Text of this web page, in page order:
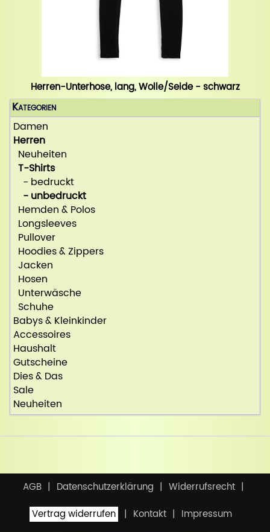
Herren-Unterhose, lang, Wolle/Seide - schwarz
Kategorien
Damen
Herren
Neuheiten
T-Shirts
- bedruckt
- unbedruckt
Hemden & Polos
Longsleeves
Pullover
Hoodies & Zippers
Jacken
Hosen
Unterwäsche
Schuhe
Babys & Kleinkinder
Accessoires
Haushalt
Gutscheine
Dies & Das
Sale
Neuheiten
AGB Datenschutzerklärung
Widerrufsrecht
Vertrag widerrufen
Kontakt Impressum